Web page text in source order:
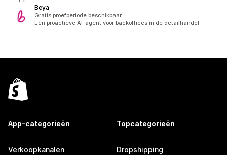
Beya
Gratis proefperiode beschikbaar
Een proactieve AI-agent voor backoffices in de detailhandel.
App-categorieën
Verkoopkanalen
Topcategorieën
Dropshipping